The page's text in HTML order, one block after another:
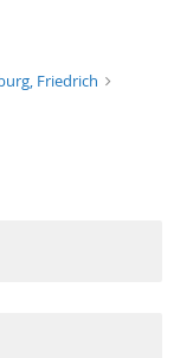
Friedrich